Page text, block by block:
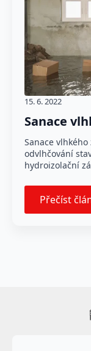
Sanace
15. 6. 2022
Sanace
odvlhčování
hydroizolační
Přečíst